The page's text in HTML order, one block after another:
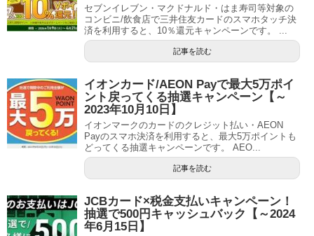
セブンイレブン・マクドナルド・はま寿司等対象の
コンビニ/飲食店で三井住友カードのスマホタッチ決
済を利用すると、10％還元キャンペーンです。 ...
記事を読む
イオンカード/AEON Payで最大5万ポイ
ント戻ってくる抽選キャンペーン【～
2023年10月10日】
イオンマークのカードのクレジット払い・AEON
Payのスマホ決済を利用すると、最大5万ポイントも
どってくる抽選キャンペーンです。 AEO...
記事を読む
JCBカード×税金支払いキャンペーン！
抽選で500円キャッシュバック【～2024
年6月15日】